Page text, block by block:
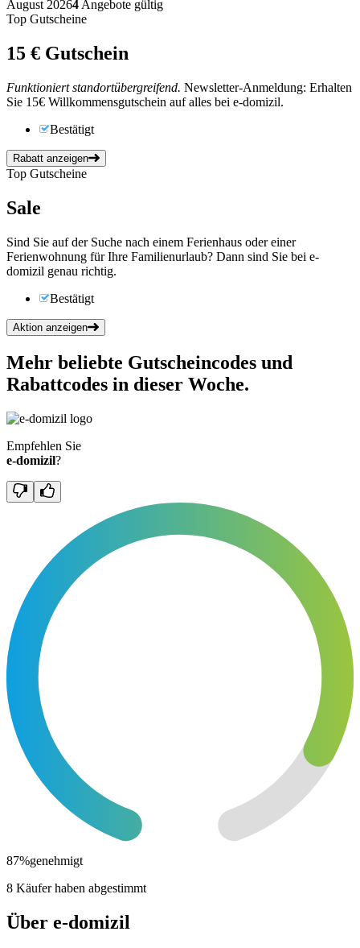
August 20264Angebote gültig
Top Gutscheine
15 € Gutschein
Funktioniert standortübergreifend. Newsletter-Anmeldung: Erhalten
Sie 15€ Willkommensgutschein auf alles bei e-domizil.
Bestätigt
Rabatt anzeigen
Top Gutscheine
Sale
Sind Sie auf der Suche nach einem Ferienhaus oder einer
Ferienwohnung für Ihre Familienurlaub? Dann sind Sie bei e-
domizil genau richtig.
Bestätigt
Aktion anzeigen
Mehr beliebte Gutscheincodes und
Rabattcodes in dieser Woche.
Empfehlen Sie
e-domizil?
87%genehmigt
8 Käufer haben abgestimmt
Über e-domizil